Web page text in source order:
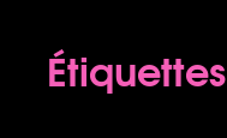
Étiquettes